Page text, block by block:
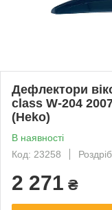
Дефлектори
class W-204
(Heko)
В наявності
Код: 23258
Роздріб
2 271 ₴